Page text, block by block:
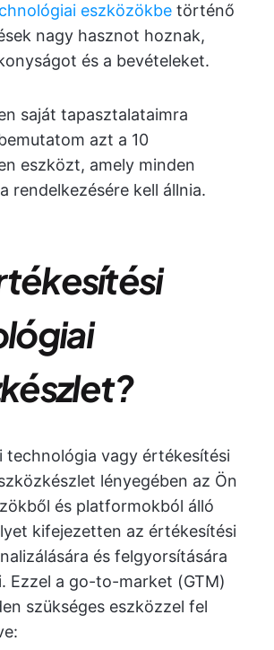
eszközökbe történő
nagy hasznot hoznak,
és a bevételeket.
saját tapasztalataimra
azt a 10
eszközt, amely minden
rendelkezésére kell állnia.
technológia vagy értékesítési
lényegében az Ön
és platformokból álló
kifejezetten az értékesítési
és felgyorsítására
Ezzel a go-to-market (GTM)
szükséges eszközzel fel